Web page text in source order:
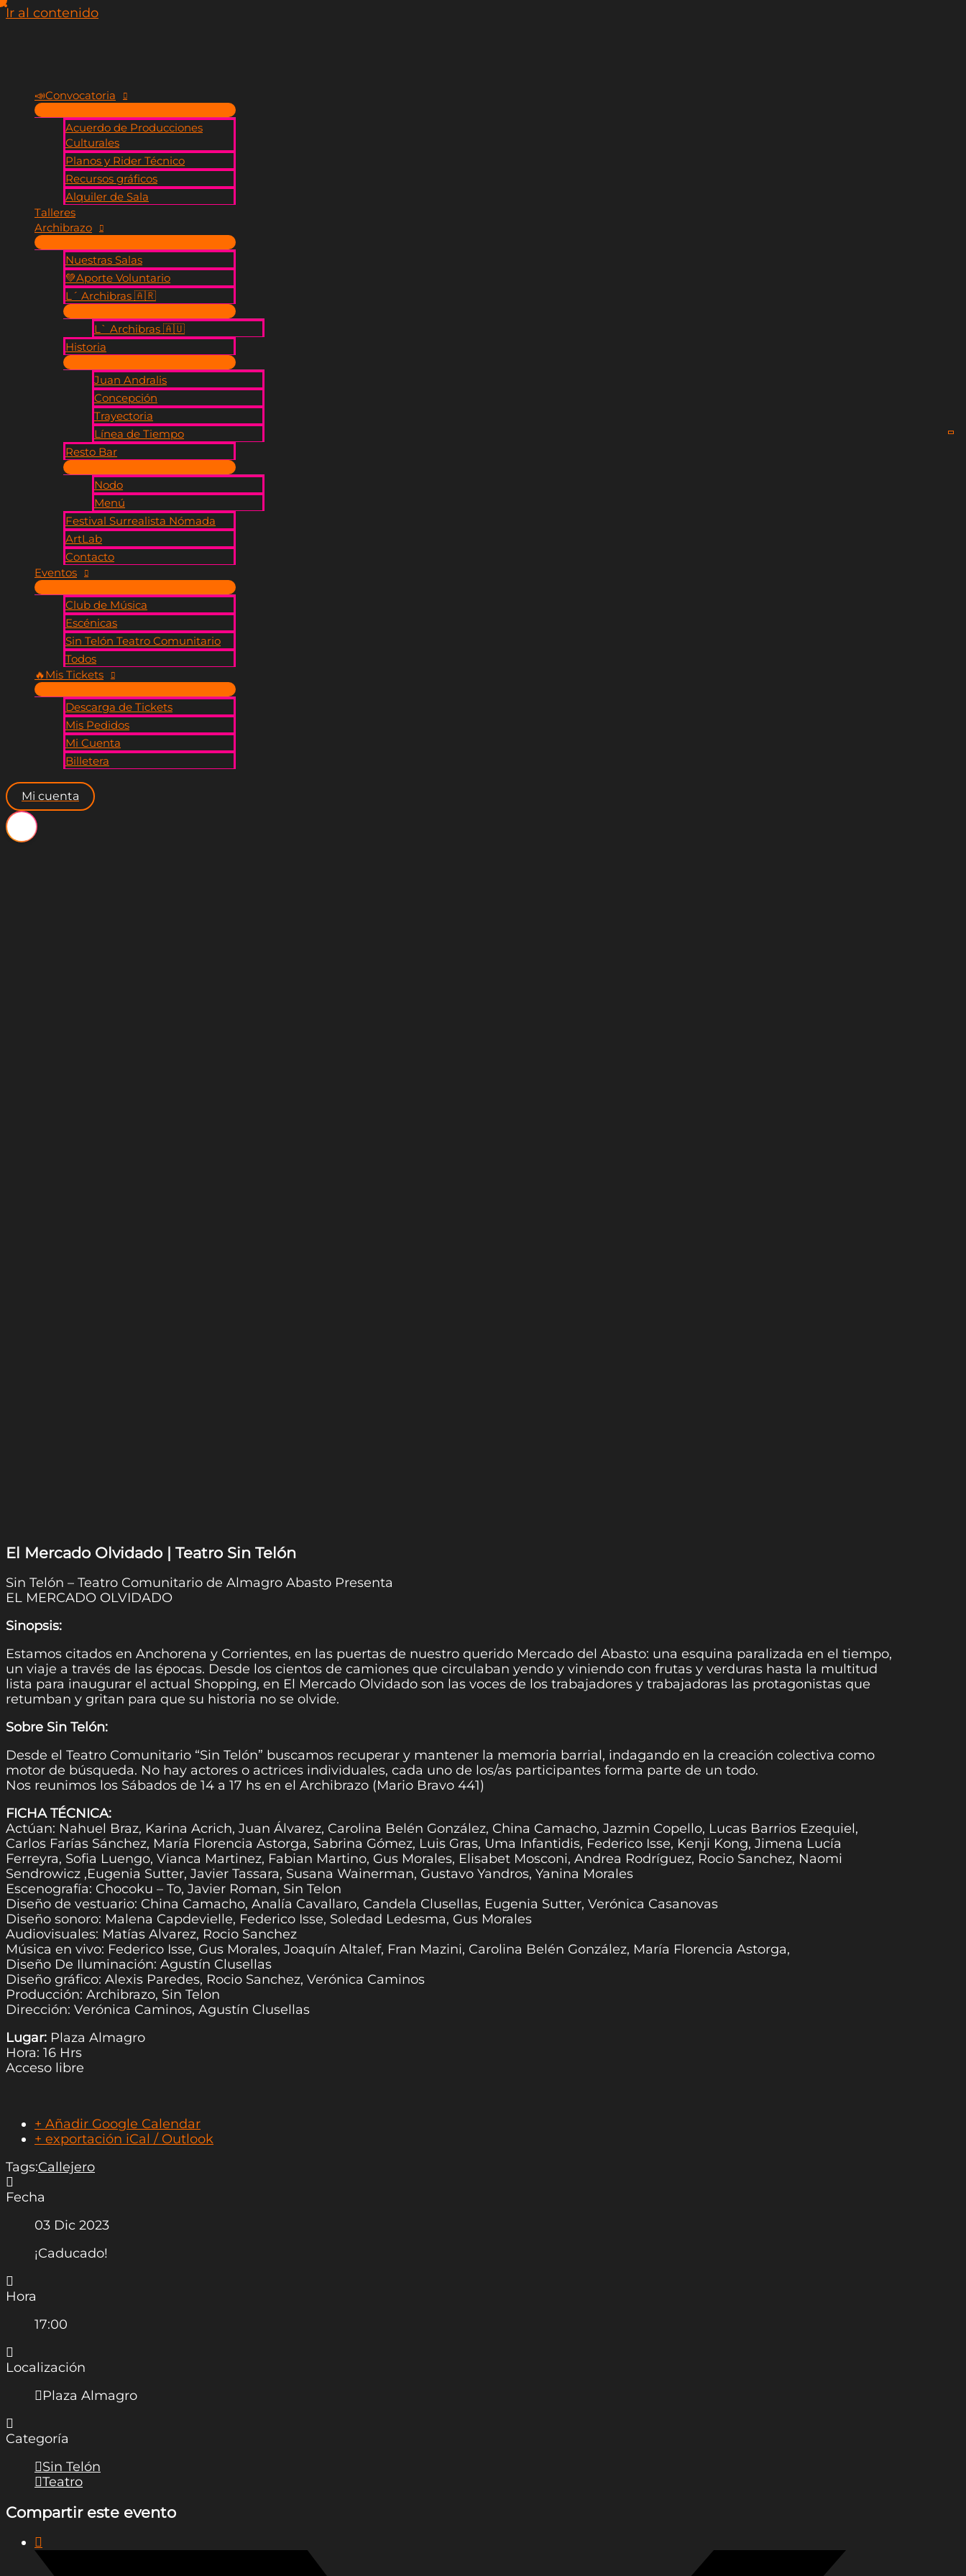
Ir al contenido
📣​Convocatoria
Acuerdo de Producciones
Culturales
Planos y Rider Técnico
Recursos gráficos
Alquiler de Sala
Talleres
Archibrazo
Nuestras Salas
💚​Aporte Voluntario
L´ Archibras 🇦🇷​
L` Archibras 🇦🇺​
Historia
Juan Andralis
Concepción
Trayectoria
Línea de Tiempo
Resto Bar
Nodo
Menú
Festival Surrealista Nómada
ArtLab
Contacto
Eventos
Club de Música
Escénicas
Sin Telón Teatro Comunitario
Todos
🔥​Mis Tickets
Descarga de Tickets
Mis Pedidos
Mi Cuenta
Billetera
Mi cuenta
El Mercado Olvidado | Teatro Sin Telón
Sin Telón – Teatro Comunitario de Almagro Abasto Presenta
EL MERCADO OLVIDADO
Sinopsis:
Estamos citados en Anchorena y Corrientes, en las puertas de nuestro querido Mercado del Abasto: una esquina paralizada en el tiempo,
un viaje a través de las épocas. Desde los cientos de camiones que circulaban yendo y viniendo con frutas y verduras hasta la multitud
lista para inaugurar el actual Shopping, en El Mercado Olvidado son las voces de los trabajadores y trabajadoras las protagonistas que
retumban y gritan para que su historia no se olvide.
Sobre Sin Telón:
Desde el Teatro Comunitario “Sin Telón” buscamos recuperar y mantener la memoria barrial, indagando en la creación colectiva como
motor de búsqueda. No hay actores o actrices individuales, cada uno de los/as participantes forma parte de un todo.
Nos reunimos los Sábados de 14 a 17 hs en el Archibrazo (Mario Bravo 441)
FICHA TÉCNICA:
Actúan: Nahuel Braz, Karina Acrich, Juan Álvarez, Carolina Belén González, China Camacho, Jazmin Copello, Lucas Barrios Ezequiel,
Carlos Farías Sánchez, María Florencia Astorga, Sabrina Gómez, Luis Gras, Uma Infantidis, Federico Isse, Kenji Kong, Jimena Lucía
Ferreyra, Sofia Luengo, Vianca Martinez, Fabian Martino, Gus Morales, Elisabet Mosconi, Andrea Rodríguez, Rocio Sanchez, Naomi
Sendrowicz ,Eugenia Sutter, Javier Tassara, Susana Wainerman, Gustavo Yandros, Yanina Morales
Escenografía: Chocoku – To, Javier Roman, Sin Telon
Diseño de vestuario: China Camacho, Analía Cavallaro, Candela Clusellas, Eugenia Sutter, Verónica Casanovas
Diseño sonoro: Malena Capdevielle, Federico Isse, Soledad Ledesma, Gus Morales
Audiovisuales: Matías Alvarez, Rocio Sanchez
Música en vivo: Federico Isse, Gus Morales, Joaquín Altalef, Fran Mazini, Carolina Belén González, María Florencia Astorga,
Diseño De Iluminación: Agustín Clusellas
Diseño gráfico: Alexis Paredes, Rocio Sanchez, Verónica Caminos
Producción: Archibrazo, Sin Telon
Dirección: Verónica Caminos, Agustín Clusellas
Lugar: Plaza Almagro
Hora: 16 Hrs
Acceso libre
+ Añadir Google Calendar
+ exportación iCal / Outlook
Tags:Callejero
Fecha
03 Dic 2023
¡Caducado!
Hora
17:00
Localización
Plaza Almagro
Categoría
Sin Telón
Teatro
Compartir este evento